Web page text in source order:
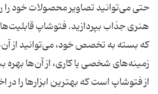
حتی می‌توانید تصاویر محصولات خود را
هنری جذاب بپردازید. فتوشاپ
که بسته به تخصص خود، می‌توانید از
زمینه‌های شخصی یا کاری، از آن‌ها
از فتوشاپ است که بهترین ابزارها را در